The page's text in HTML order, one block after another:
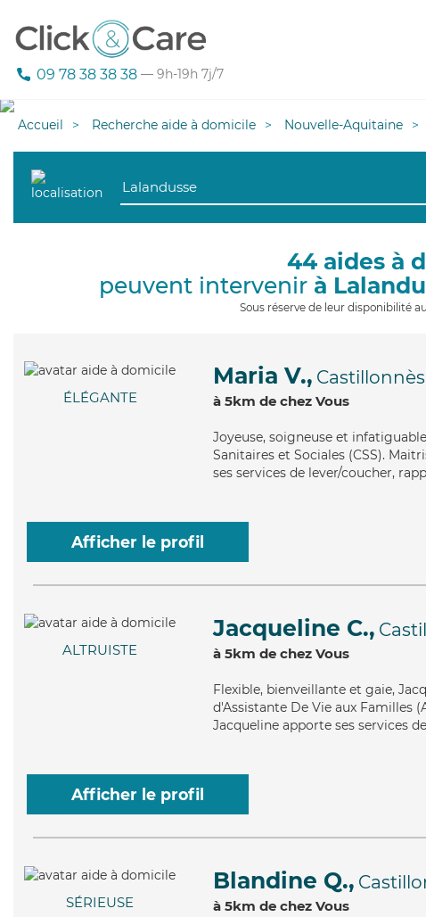
09 78 38 38 38 — 9h-19h 7j/7
Accueil Recherche aide à domicile Nouvelle-Aquitaine
44 aides à
peuvent intervenir à
Sous réserve de leur disponibilité
ÉLÉGANTE
Maria V., Castillonnès
à 5km de chez Vous
Joyeuse, soigneuse et
Sanitaires et Sociales (CSS).
ses services de lever/coucher,
Afficher le profil
ALTRUISTE
Jacqueline C.,
à 5km de chez Vous
Flexible, bienveillante et gaie,
d'Assistante De Vie aux Familles
Jacqueline apporte ses services
Afficher le profil
SÉRIEUSE
Blandine Q.,
à 5km de chez Vous